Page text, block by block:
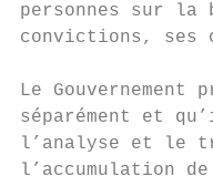
personnes sur la
convictions, ses
Le
séparément et
l’analyse et le
l’accumulation